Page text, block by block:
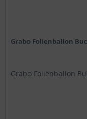
Grabo Folienballon
Grabo Folienballon